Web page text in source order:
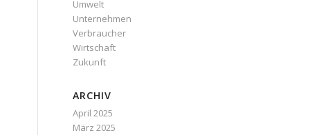
Umwelt
Unternehmen
Verbraucher
Wirtschaft
Zukunft
ARCHIV
April 2025
März 2025